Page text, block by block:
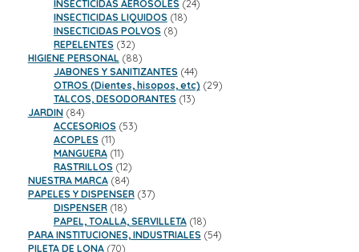
productos
INSECTICIDAS AEROSOLES 2424
INSECTICIDAS LIQUIDOS 1818
INSECTICIDAS POLVOS 88
REPELENTES 3232
productos
HIGIENE PERSONAL 8888
productos
JABONES Y SANITIZANTES 4444
productos
OTROS (Dientes, hisopos, etc) 2929
TALCOS, DESODORANTES 1313
JARDIN 8484
productos
ACCESORIOS 5353
ACOPLES 1111
productos
MANGUERA 1111
productos
RASTRILLOS 1212
productos
NUESTRA MARCA 8484
productos
PAPELES Y DISPENSER 3737
DISPENSER 1818
productos
PAPEL, TOALLA, SERVILLETA 1818
productos
PARA INSTITUCIONES, INDUSTRIALES 5454
PILETA DE LONA 7070